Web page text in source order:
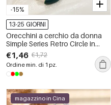
-15%
13-25 GIORNI
Orecchini a cerchio da donna
Simple Series Retro Circle in
acciaio inossidabile
impermeabile color oro.
€1,46 €1,72
Ordine min. di 1 pz.
magazzino in Cina